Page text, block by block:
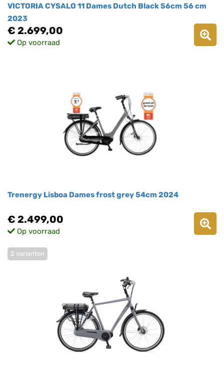
VICTORIA CYSALO 11 Dames Dutch Black 56cm 56 cm
2023
€ 2.699,00
Op voorraad
Trenergy Lisboa Dames frost grey 54cm 2024
€ 2.499,00
Op voorraad
2 varianten